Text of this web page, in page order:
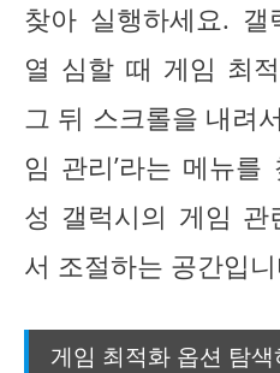
찾아 실행하세요. 갤
열 심할 때 게임 최
그 뒤 스크롤을 내려
임 관리’라는 메뉴
성 갤럭시의 게임 관
서 조절하는 공간입
게임 최적화 옵션 탐색